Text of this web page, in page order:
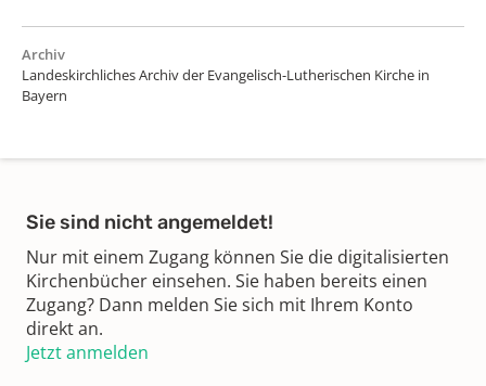
Archiv
Landeskirchliches Archiv der Evangelisch-Lutherischen Kirche in
Bayern
Sie sind nicht angemeldet!
Nur mit einem Zugang können Sie die digitalisierten
Kirchenbücher einsehen. Sie haben bereits einen
Zugang? Dann melden Sie sich mit Ihrem Konto
direkt an.
Jetzt anmelden